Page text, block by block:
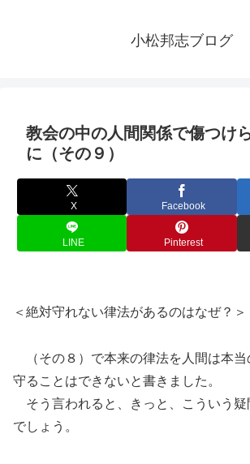
小松邦志ブログ
教会の中の人間関係で傷つけ
に（その９）
X Facebook
LINE Pinterest
＜絶対守れない律法があるのはなぜ？＞
（その８）で本来の律法を人間は本当
守ることはできないと書きました。
そう言われると、きっと、こういう疑
でしょう。